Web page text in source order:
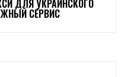
ДЛЯ УКРАИНСКОГО
СЕРВИС